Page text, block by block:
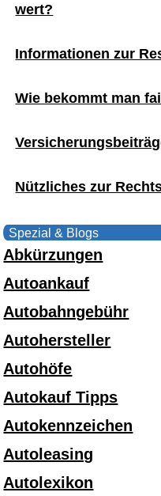
wert?
Informationen zur
Wie bekommt man
Nützliches zur
Spezial & Blogs
Abkürzungen
Autoankauf
Autobahngebühr
Autohersteller
Autohöfe
Autokauf Tipps
Autokennzeichen
Autoleasing
Autolexikon